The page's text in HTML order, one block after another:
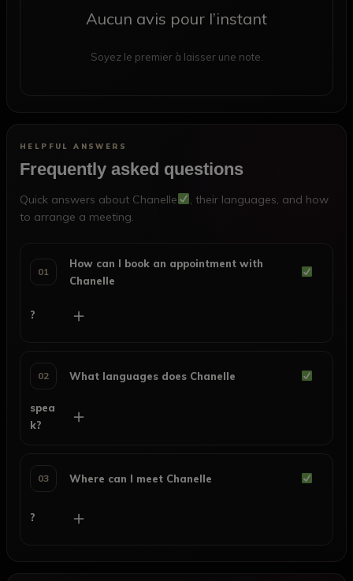
Aucun avis pour l’instant
Soyez le premier à laisser une note.
HELPFUL ANSWERS
Frequently asked questions
Quick answers about Chanelle
, their languages, and how
to arrange a meeting.
01
How can I book an appointment with
Chanelle
? ＋
02 What languages does Chanelle
spea
k?
＋
03 Where can I meet Chanelle
? ＋